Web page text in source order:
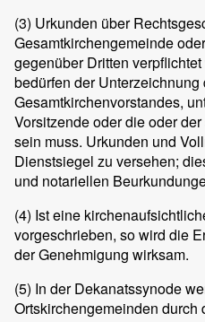
(3) Urkunden über
Gesamtkirchengemeinde
gegenüber Dritten
bedürfen der
Gesamtkirchenvorstandes,
Vorsitzende oder die oder
sein muss. Urkunden und
Dienstsiegel zu versehen;
und notariellen
(4) Ist eine
vorgeschrieben, so wird die
der Genehmigung wirksam.
(5) In der Dekanatssynode
Ortskirchengemeinden durch